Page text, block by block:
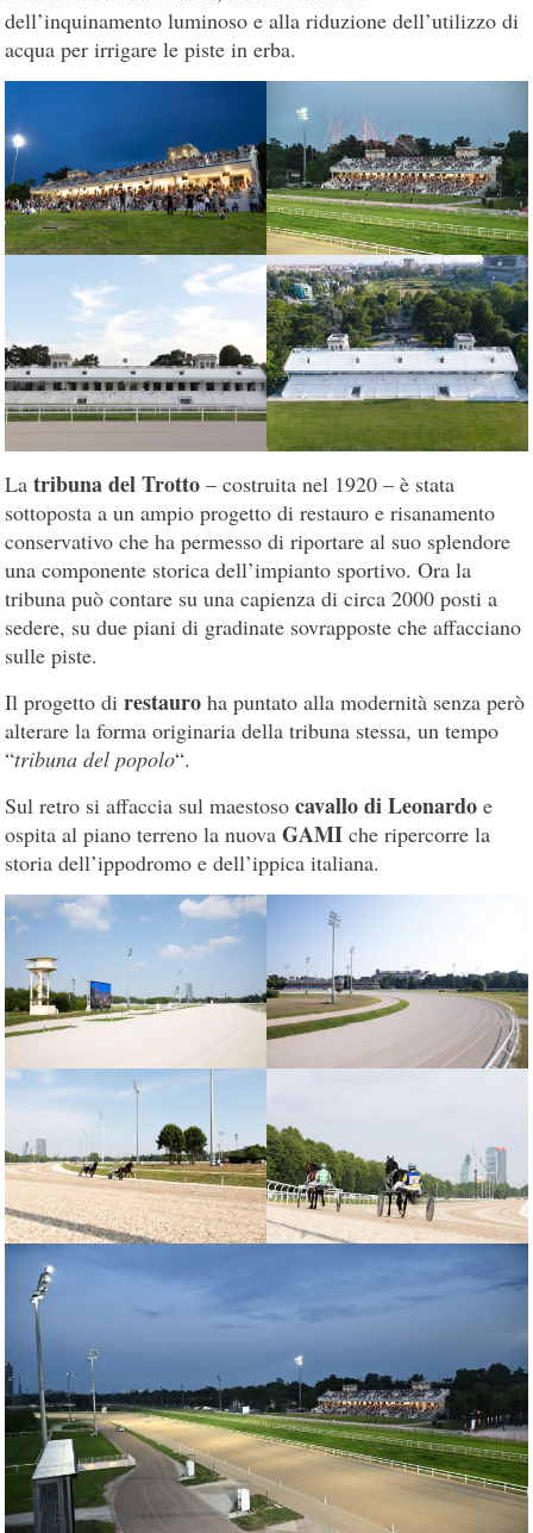
dell’inquinamento luminoso e alla riduzione dell’utilizzo di
acqua per irrigare le piste in erba.
La tribuna del Trotto – costruita nel 1920 – è stata
sottoposta a un ampio progetto di restauro e risanamento
conservativo che ha permesso di riportare al suo splendore
una componente storica dell’impianto sportivo. Ora la
tribuna può contare su una capienza di circa 2000 posti a
sedere, su due piani di gradinate sovrapposte che affacciano
sulle piste.
Il progetto direstauro ha puntato alla modernità senza però
alterare la forma originaria della tribuna stessa, un tempo
“tribuna del popolo“.
Sul retro si affaccia sul maestosocavallo di Leonardo e
ospita al piano terreno la nuovaGAMI che ripercorre la
storia dell’ippodromo e dell’ippica italiana.